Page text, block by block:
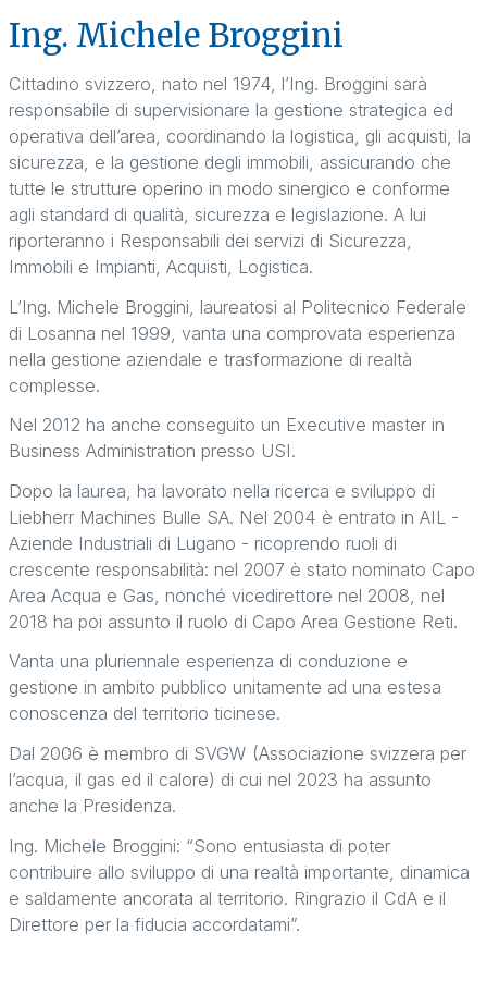
Ing. Michele Broggini
Cittadino svizzero, nato nel 1974, l’Ing. Broggini sarà
responsabile di supervisionare la gestione strategica ed
operativa dell’area, coordinando la logistica, gli acquisti, la
sicurezza, e la gestione degli immobili, assicurando che
tutte le strutture operino in modo sinergico e conforme
agli standard di qualità, sicurezza e legislazione. A lui
riporteranno i Responsabili dei servizi di Sicurezza,
Immobili e Impianti, Acquisti, Logistica.
L’Ing. Michele Broggini, laureatosi al Politecnico Federale
di Losanna nel 1999, vanta una comprovata esperienza
nella gestione aziendale e trasformazione di realtà
complesse.
Nel 2012 ha anche conseguito un Executive master in
Business Administration presso USI.
Dopo la laurea, ha lavorato nella ricerca e sviluppo di
Liebherr Machines Bulle SA. Nel 2004 è entrato in AIL -
Aziende Industriali di Lugano - ricoprendo ruoli di
crescente responsabilità: nel 2007 è stato nominato Capo
Area Acqua e Gas, nonché vicedirettore nel 2008, nel
2018 ha poi assunto il ruolo di Capo Area Gestione Reti.
Vanta una pluriennale esperienza di conduzione e
gestione in ambito pubblico unitamente ad una estesa
conoscenza del territorio ticinese.
Dal 2006 è membro di SVGW (Associazione svizzera per
l’acqua, il gas ed il calore) di cui nel 2023 ha assunto
anche la Presidenza.
Ing. Michele Broggini: “Sono entusiasta di poter
contribuire allo sviluppo di una realtà importante, dinamica
e saldamente ancorata al territorio. Ringrazio il CdA e il
Direttore per la fiducia accordatami”.